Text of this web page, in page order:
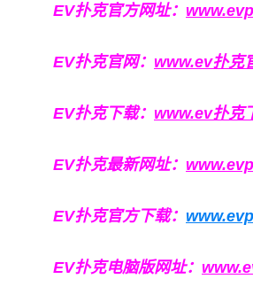
EV扑克官方网址：
EV扑克官网： www.ev扑克
EV扑克下载： www.ev扑克
EV扑克最新网址：
EV扑克官方下载：
EV扑克电脑版网址：